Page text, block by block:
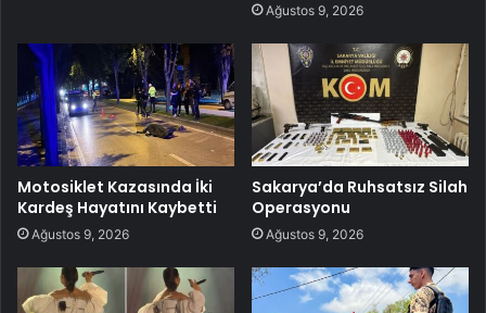
Ağustos 9, 2026
Motosiklet Kazasında İki
Kardeş Hayatını Kaybetti
Ağustos 9, 2026
Sakarya’da Ruhsatsız Silah
Operasyonu
Ağustos 9, 2026